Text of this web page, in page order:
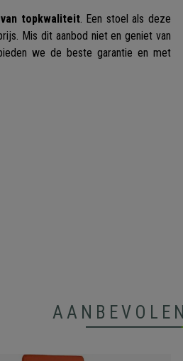
topkwaliteit. Een stoel als deze
Mis dit aanbod niet en geniet van
we de beste garantie en met
AANBEVOLEN